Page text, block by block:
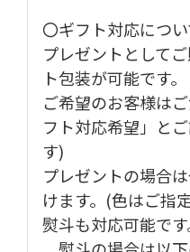
〇ギフト対応につ
プレゼントとして
ト包装が可能です。
ご希望のお客様は
フト対応希望」と
す)
プレゼントの場合
けます。(色はご指
熨斗も対応可能です